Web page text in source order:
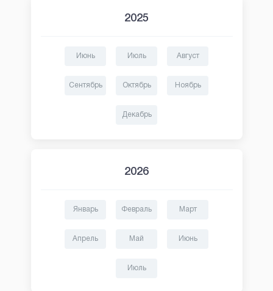
2025
Июнь Июль Август
Сентябрь Октябрь Ноябрь
Декабрь
2026
Январь Февраль Март
Апрель Май Июнь
Июль